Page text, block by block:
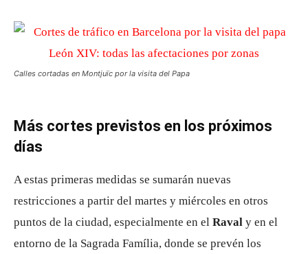
Calles cortadas en Montjuïc por la visita del Papa
Más cortes previstos en los próximos
días
A estas primeras medidas se sumarán nuevas
restricciones a partir del martes y miércoles en otros
puntos de la ciudad, especialmente en el Raval y en el
entorno de la Sagrada Família, donde se prevén los